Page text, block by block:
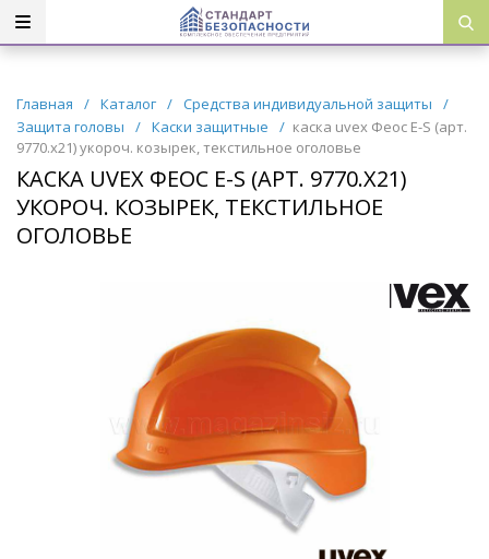
Главная / Каталог / Средства индивидуальной защиты
/
Защита головы
/ Каски защитные / каска uvex Феос E-S (арт.
9770.х21) укороч. козырек, текстильное оголовье
КАСКА UVEX ФЕОС E-S (АРТ. 9770.Х21)
УКОРОЧ. КОЗЫРЕК, ТЕКСТИЛЬНОЕ
ОГОЛОВЬЕ